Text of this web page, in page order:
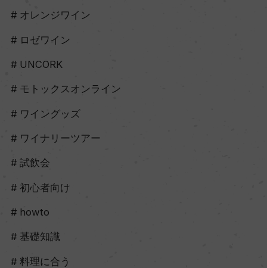
オレンジワイン
ロゼワイン
UNCORK
モトックスオンライン
ワイングッズ
ワイナリーツアー
試飲会
初心者向け
howto
基礎知識
料理に合う